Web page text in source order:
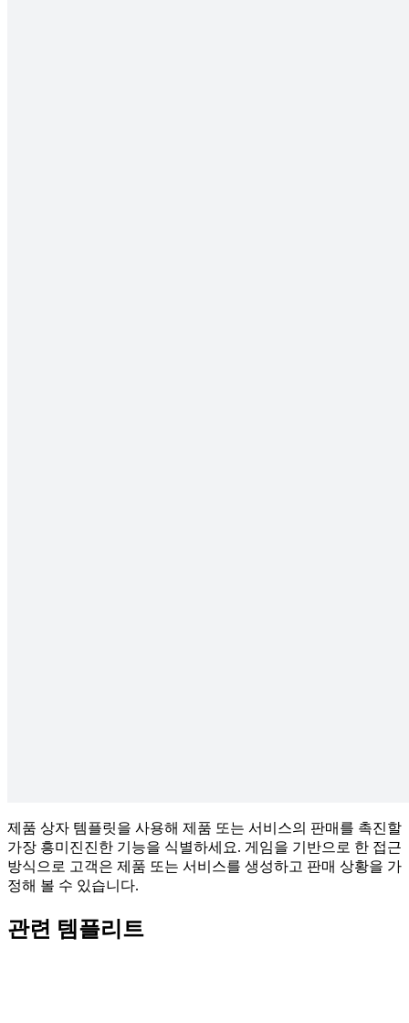
제품 상자 템플릿을 사용해 제품 또는 서비스의 판매를 촉진할
가장 흥미진진한 기능을 식별하세요. 게임을 기반으로 한 접근
방식으로 고객은 제품 또는 서비스를 생성하고 판매 상황을 가
정해 볼 수 있습니다.
관련 템플리트